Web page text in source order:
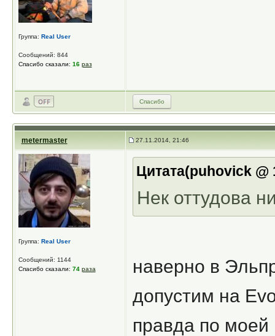
Группа: Real User
Сообщений: 844
Спасибо сказали: 16 раз
Спасибо
metermaster 27.11.2014, 21:46
Группа: Real User
Сообщений: 1144
Спасибо сказали: 74 раза
Цитата(puhovick @
Нек оттудова
наверно в
допустим на
правда по